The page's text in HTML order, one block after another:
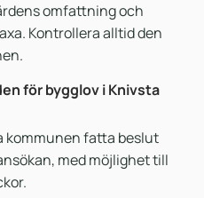
omfattning och
Kontrollera alltid den
för bygglov i Knivsta
kommunen fatta beslut
med möjlighet till